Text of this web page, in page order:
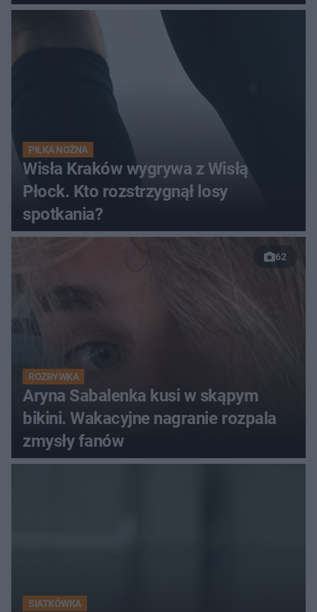
pełnym stadionie
PIŁKA NOŻNA
Wisła Kraków wygrywa z Wisłą
Płock. Kto rozstrzygnął losy
spotkania?
62
ROZRYWKA
Aryna Sabalenka kusi w skąpym
bikini. Wakacyjne nagranie rozpala
zmysły fanów
SIATKÓWKA